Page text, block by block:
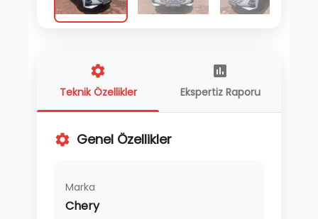
Teknik Özellikler Ekspertiz Raporu
Genel Özellikler
Marka
Chery